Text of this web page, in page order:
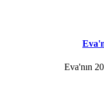
Eva'nın